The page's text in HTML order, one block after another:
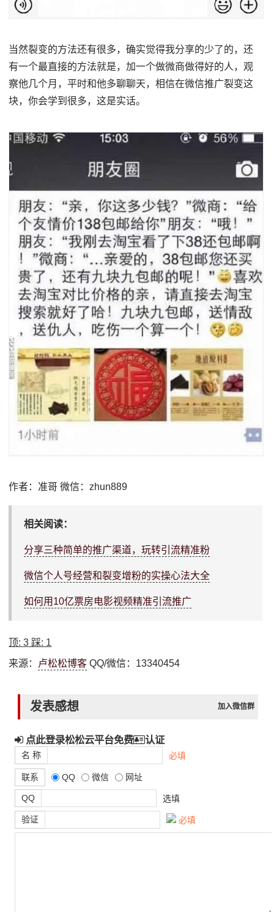
当然裂变的方法还有很多，确实觉得我分享的少了的，还
有一个最直接的方法就是，加一个做微商做得好的人，观
察他几个月，平时和他多聊聊天，相信在微信推广裂变这
块，你会学到很多，这是实话。
作者：准哥 微信：zhun889
相关阅读：
分享三种简单的推广渠道，玩转引流精准粉
微信个人号经营和裂变增粉的实操心法大全
如何用10亿票房电影视频精准引流推广
顶:3 踩: 1
来源： 卢松松博客 QQ/微信：13340454
发表感想 加入微信群
点此登录松松云平台免费 认证
名 称 必填
联系 QQ 微信 网址
QQ 选填
验证 必填